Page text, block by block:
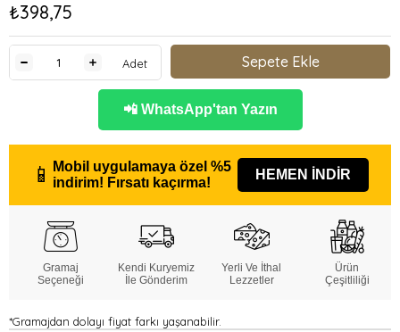
₺398,75
Adet
📲 WhatsApp'tan Yazın
📱 Mobil uygulamaya özel %5
indirim! Fırsatı kaçırma!
HEMEN İNDİR
Gramaj
Seçeneği
Kendi Kuryemiz
İle Gönderim
Yerli Ve İthal
Lezzetler
Ürün
Çeşitliliği
*Gramajdan dolayı fiyat farkı yaşanabilir.